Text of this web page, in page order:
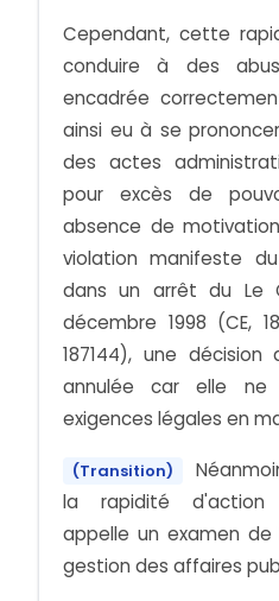
Cependant, cette
conduire à des
encadrée
ainsi eu à se
des actes
pour excès de
absence de
violation manifeste
dans un arrêt du Le
décembre 1998 (CE,
187144), une
annulée car elle ne
exigences légales en
(Transition)
la rapidité d'action
appelle un examen
gestion des affaires